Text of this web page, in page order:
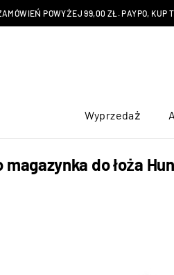
POWYŻEJ 99,00 ZŁ. PAYPO, KUP
Wyprzedaż
magazynka do łoża